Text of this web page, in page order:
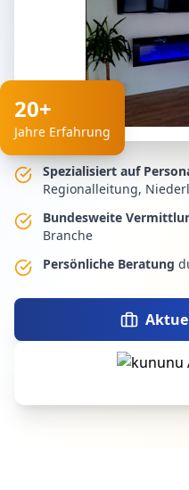
20+
Jahre Erfahrung
Spezialisiert auf
Regionalleitung,
Bundesweite
Branche
Persönliche Beratung